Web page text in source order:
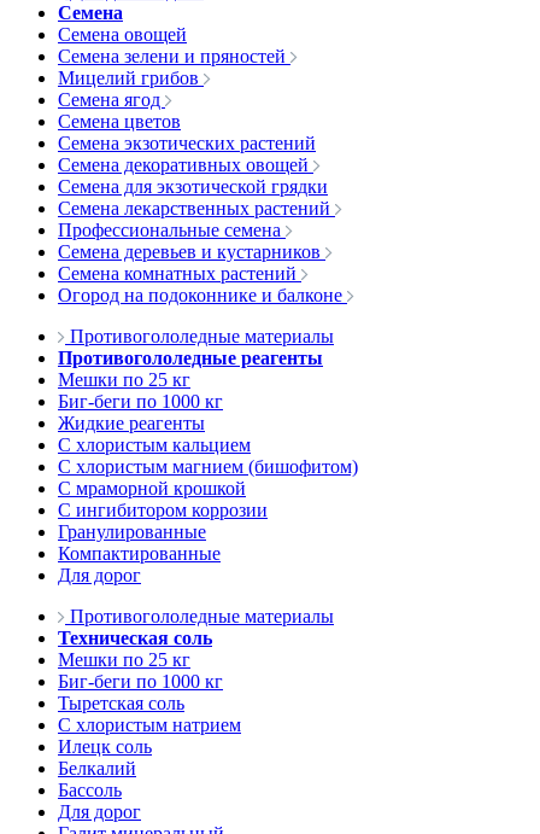
Семена
Семена овощей
Семена зелени и пряностей
Мицелий грибов
Семена ягод
Семена цветов
Семена экзотических растений
Семена декоративных овощей
Семена для экзотической грядки
Семена лекарственных растений
Профессиональные семена
Семена деревьев и кустарников
Семена комнатных растений
Огород на подоконнике и балконе
Противогололедные материалы
Противогололедные реагенты
Мешки по 25 кг
Биг-беги по 1000 кг
Жидкие реагенты
С хлористым кальцием
С хлористым магнием (бишофитом)
С мраморной крошкой
С ингибитором коррозии
Гранулированные
Компактированные
Для дорог
Противогололедные материалы
Техническая соль
Мешки по 25 кг
Биг-беги по 1000 кг
Тыретская соль
С хлористым натрием
Илецк соль
Белкалий
Бассоль
Для дорог